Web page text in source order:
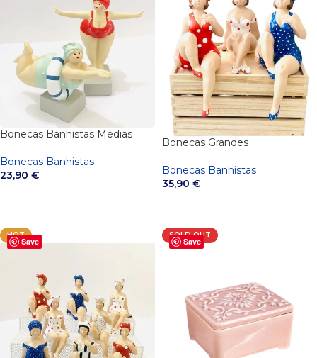
Bonecas Banhistas Médias
Bonecas Banhistas
23,90 €
Bonecas Grandes
Bonecas Banhistas
35,90 €
Save
HOT
Save
SOLD OUT